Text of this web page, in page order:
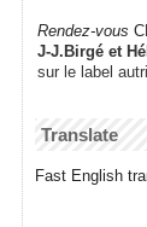
Rendez-vous
J-J.Birgé et
sur le label
Translate
Fast English